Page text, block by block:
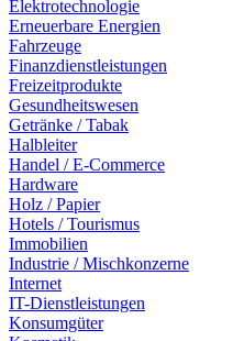
Elektrotechnologie
Erneuerbare Energien
Fahrzeuge
Finanzdienstleistungen
Freizeitprodukte
Gesundheitswesen
Getränke / Tabak
Halbleiter
Handel / E-Commerce
Hardware
Holz / Papier
Hotels / Tourismus
Immobilien
Industrie / Mischkonzerne
Internet
IT-Dienstleistungen
Konsumgüter